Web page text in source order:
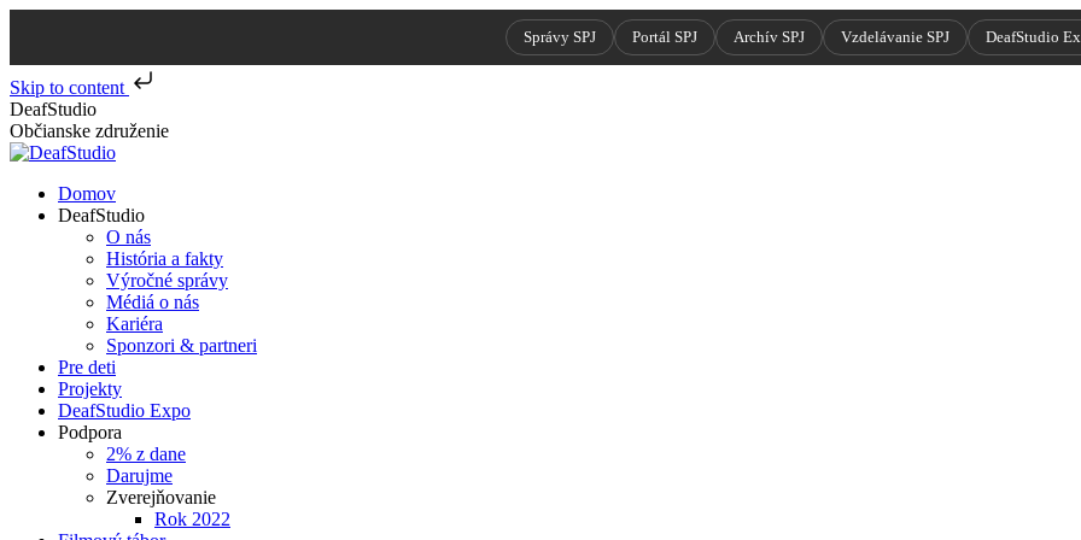
Správy SPJ Portál SPJ Archív SPJ Vzdelávanie SPJ DeafStudio
Skip to content
Skip
to
content
DeafStudio
Občianske združenie
Domov
DeafStudio
O nás
História a fakty
Výročné správy
Médiá o nás
Kariéra
Sponzori & partneri
Pre deti
Projekty
DeafStudio Expo
Podpora
2% z dane
Darujme
Zverejňovanie
Rok 2022